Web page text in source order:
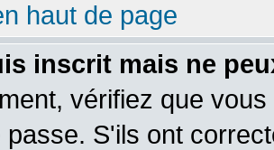
haut de page
inscrit mais ne
vérifiez que
passe. S'ils ont